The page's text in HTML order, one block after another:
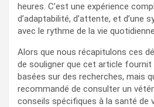
heures. C’est une expérience
d’adaptabilité, d’attente, et d’une
avec le rythme de la vie
Alors que nous récapitulons ces
de souligner que cet article
basées sur des recherches, mais
recommandé de consulter un
conseils spécifiques à la santé de